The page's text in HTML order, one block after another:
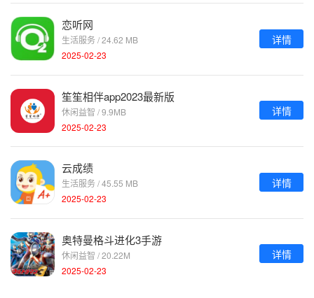
恋听网
生活服务 / 24.62 MB
2025-02-23
详情
笙笙相伴app2023最新版
休闲益智 / 9.9MB
2025-02-23
详情
云成绩
生活服务 / 45.55 MB
2025-02-23
详情
奥特曼格斗进化3手游
休闲益智 / 20.22M
2025-02-23
详情